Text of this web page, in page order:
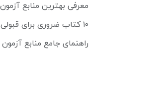
معرفی بهترین منابع
۱۰ کتاب ضروری برای قبولی در آزمون USMLE
راهنمای جامع منابع آزمون دستیاری پزشکی 1405 |